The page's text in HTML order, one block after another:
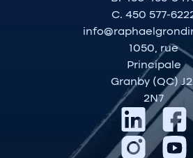
C. 450 577-
1050, rue
Principale
Granby (QC)
2N7